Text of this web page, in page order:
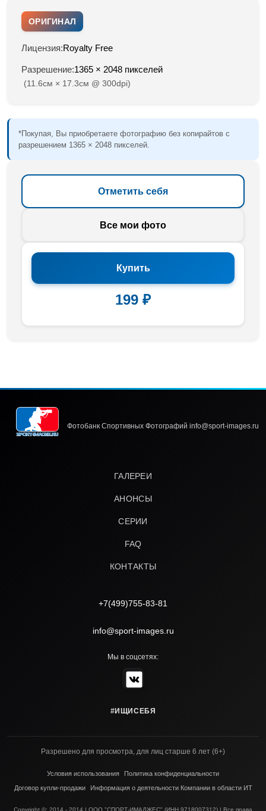
ОРИГИНАЛ
Лицензия:Royalty Free
Разрешение:1365 × 2048 пикселей
(11.6см × 17.3см @ 300dpi)
*Покупая, Вы приобретаете фотографию без копирайтов с
разрешением 1365 × 2048 пикселей.
Отметить себя
Все мои фото
Купить
199 ₽
Фотобанк Спортивных Фотографий info@sport-images.ru
ГАЛЕРЕИ
АНОНСЫ
СЕРИИ
FAQ
КОНТАКТЫ
+7(499)755-83-81
info@sport-images.ru
Мы в соцсетях:
#ИЩИСЕБЯ
Разрешено для просмотра, для лиц старше 6 лет (6+)
Условия использования
Политика конфиденциальности
Договор купли-продажи
Информация о деятельности Компании в области ИТ
Copyright ©; 2014 - 2014 | ООО "СПОРТ-ИМАДЖЕС" (ИНН 9718007312) | Все права